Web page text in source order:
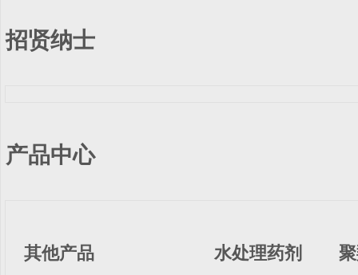
招贤纳士
产品中心
其他产品 水处理药剂